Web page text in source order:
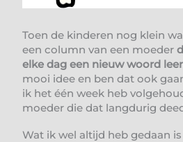
Toen de kinderen nog klein
een column van een moeder
elke dag een nieuw woord
mooi idee en ben dat ook
ik het één week heb
moeder die dat langdurig
Wat ik wel altijd heb gedaan